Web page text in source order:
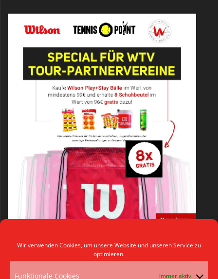
Wir verwenden Cookies, um unsere Website und unseren Service zu
optimieren.
Funktionale Cookies Immer aktiv